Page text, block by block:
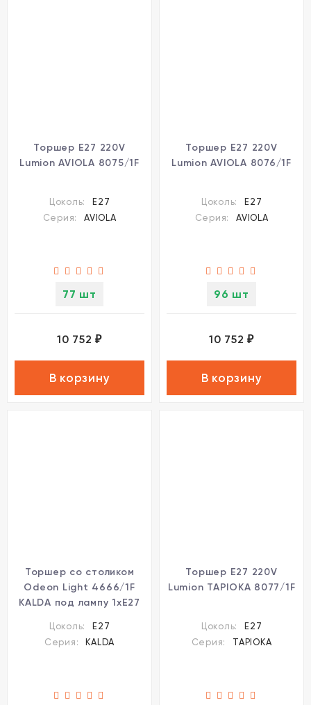
Торшер E27 220V
Lumion AVIOLA 8075/1F
Цоколь:
E27
Серия:
AVIOLA
77 шт
10 752₽
В корзину
Торшер E27 220V
Lumion AVIOLA 8076/1F
Цоколь:
E27
Серия:
AVIOLA
96 шт
10 752₽
В корзину
Торшер со столиком
Odeon Light 4666/1F
KALDA под лампу 1xE27
Цоколь:
E27
Серия:
KALDA
Торшер E27 220V
Lumion TAPIOKA 8077/1F
Цоколь:
E27
Серия:
TAPIOKA